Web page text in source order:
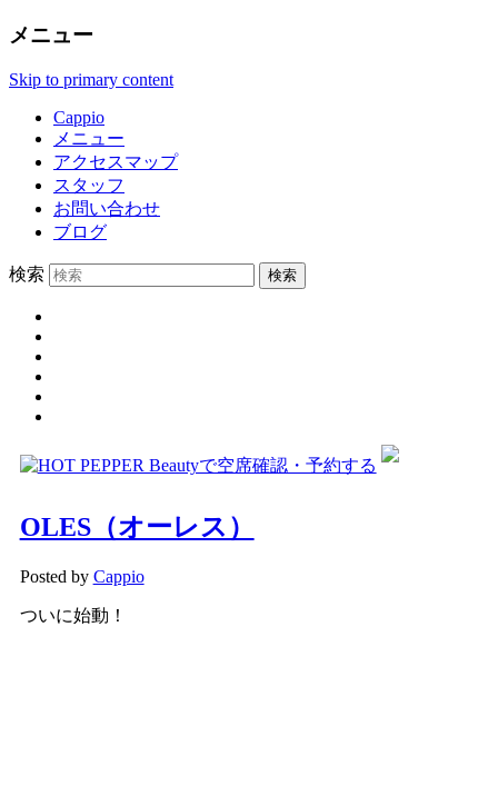
メニュー
Skip to primary content
Cappio
メニュー
アクセスマップ
スタッフ
お問い合わせ
ブログ
検索
OLES（オーレス）
Posted by Cappio
ついに始動！